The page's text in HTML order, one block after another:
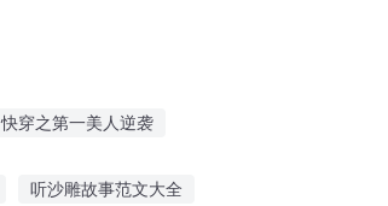
快穿之第一美人逆袭
听沙雕故事范文大全